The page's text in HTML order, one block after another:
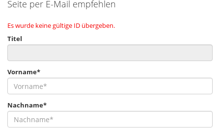
Seite per E-Mail empfehlen
Es wurde keine gültige ID übergeben.
Titel
Vorname*
Nachname*